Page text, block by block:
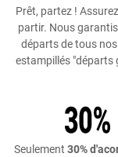
Prêt, partez !
partir. Nous
départs de tous
estampillés "départs
Seulement 30%